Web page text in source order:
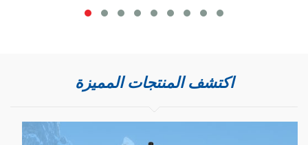
اكتشف المنتجات المميزة